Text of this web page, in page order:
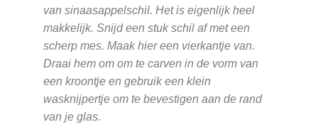
van sinaasappelschil. Het is eigenlijk heel
makkelijk. Snijd een stuk schil af met een
scherp mes. Maak hier een vierkantje van.
Draai hem om om te carven in de vorm van
een kroontje en gebruik een klein
wasknijpertje om te bevestigen aan de rand
van je glas.